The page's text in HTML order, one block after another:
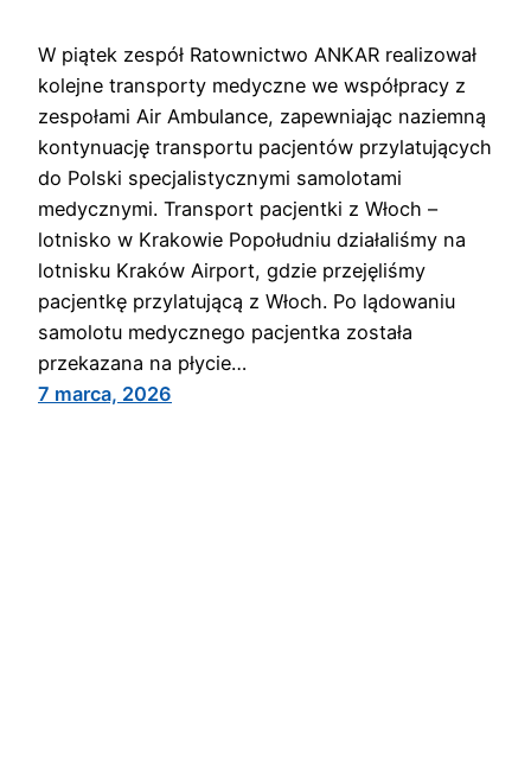
W piątek zespół Ratownictwo ANKAR realizował
kolejne transporty medyczne we współpracy z
zespołami Air Ambulance, zapewniając naziemną
kontynuację transportu pacjentów przylatujących
do Polski specjalistycznymi samolotami
medycznymi. Transport pacjentki z Włoch –
lotnisko w Krakowie Popołudniu działaliśmy na
lotnisku Kraków Airport, gdzie przejęliśmy
pacjentkę przylatującą z Włoch. Po lądowaniu
samolotu medycznego pacjentka została
przekazana na płycie…
7 marca, 2026